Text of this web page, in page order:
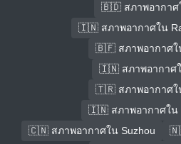
🇧🇩 สภาพอากาศ
🇮🇳 สภาพอากาศใน
🇧🇫 สภาพอากาศใ
🇮🇳 สภาพอากาศ
🇹🇷 สภาพอากาศใ
🇮🇳 สภาพอากาศใน
🇨🇳 สภาพอากาศใน Suzhou